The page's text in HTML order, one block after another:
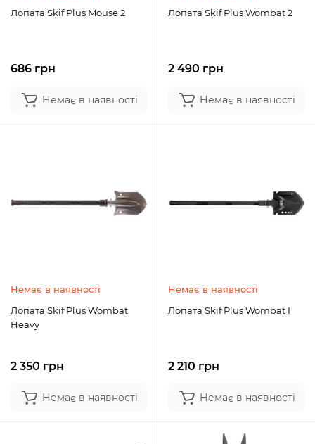
Лопата Skif Plus Mouse 2
686 грн
Немає в наявності
Лопата Skif Plus Wombat 2
2 490 грн
Немає в наявності
Немає в наявності
Лопата Skif Plus Wombat
Heavy
2 350 грн
Немає в наявності
Немає в наявності
Лопата Skif Plus Wombat I
2 210 грн
Немає в наявності